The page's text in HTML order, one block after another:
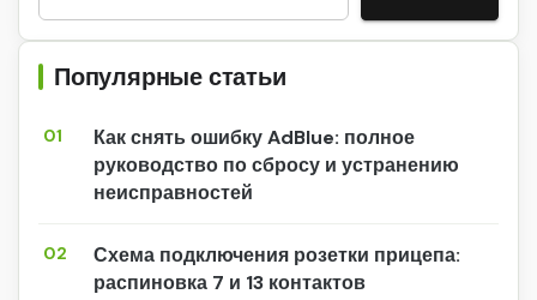
Популярные статьи
01
Как снять ошибку AdBlue: полное
руководство по сбросу и устранению
неисправностей
02
Схема подключения розетки прицепа:
распиновка 7 и 13 контактов